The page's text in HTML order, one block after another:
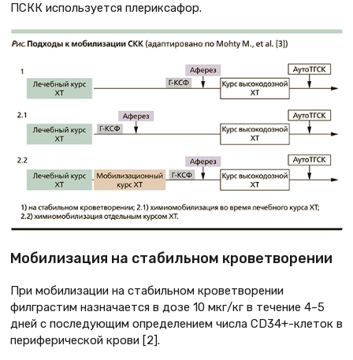
ПСКК используется плериксафор.
Мобилизация на стабильном кроветворении
При мобилизации на стабильном кроветворении
филграстим назначается в дозе 10 мкг/кг в течение 4–5
дней с последующим определением числа CD34+-клеток в
периферической крови [2].